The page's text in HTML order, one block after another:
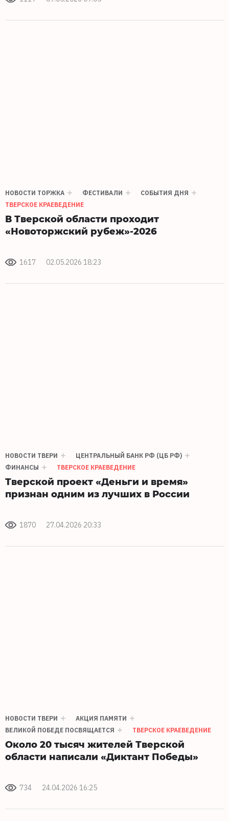
НОВОСТИ ТОРЖКА ФЕСТИВАЛИ
СОБЫТИЯ ДНЯ
ТВЕРСКОЕ КРАЕВЕДЕНИЕ
В Тверской области проходит
«Новоторжский рубеж»-2026
1617 02.05.2026 18:23
НОВОСТИ ТВЕРИ
ЦЕНТРАЛЬНЫЙ БАНК РФ (ЦБ РФ)
ФИНАНСЫ
ТВЕРСКОЕ КРАЕВЕДЕНИЕ
Тверской проект «Деньги и время»
признан одним из лучших в России
1870 27.04.2026 20:33
НОВОСТИ ТВЕРИ
АКЦИЯ ПАМЯТИ
ВЕЛИКОЙ ПОБЕДЕ ПОСВЯЩАЕТСЯ
ТВЕРСКОЕ КРАЕВЕДЕНИЕ
Около 20 тысяч жителей Тверской
области написали «Диктант Победы»
734 24.04.2026 16:25